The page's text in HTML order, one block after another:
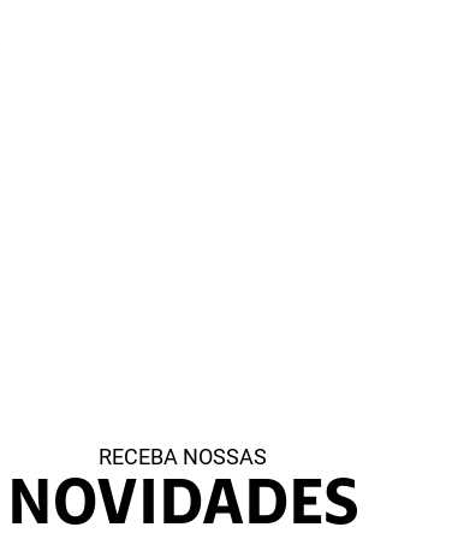
RECEBA NOSSAS
NOVIDADES